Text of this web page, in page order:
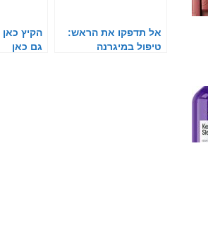
אל תדפקו את הראש:
טיפול במיגרנה
הקיץ
גם כאן